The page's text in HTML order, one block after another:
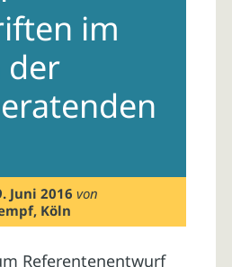
im
der
Juni 2016 von
Köln
Referentenentwurf